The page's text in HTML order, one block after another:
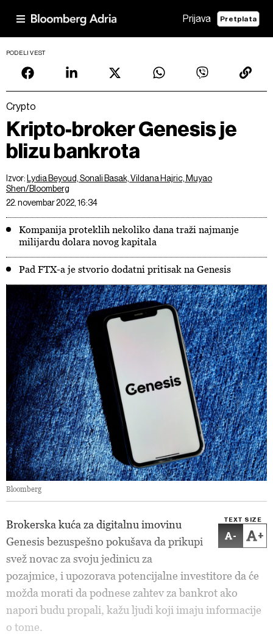
Prijava Pretplata
PODELI VEST
Crypto
Kripto-broker Genesis je
blizu bankrota
Izvor:
Lydia Beyoud, Sonali Basak, Vildana Hajric, Muyao
Shen/Bloomberg
22. novembar 2022, 16:34
Kompanija proteklih nekoliko dana traži najmanje
milijardu dolara novog kapitala
Pad FTX-a je stvorio dodatni pritisak na Genesis
Bloomberg
TEXT SIZE
- +
Brokerska kuća za digitalnu imovinu
Genesis bezuspešno pokušava da prikupi
svež novac za svoju jedinicu za
pozajmice, i upozorava potencijalne investitore da će
možda morati da podnese zahtev za bankrot ako
napori budu propali, kažu ljudi koji imaju informacije
o tome.